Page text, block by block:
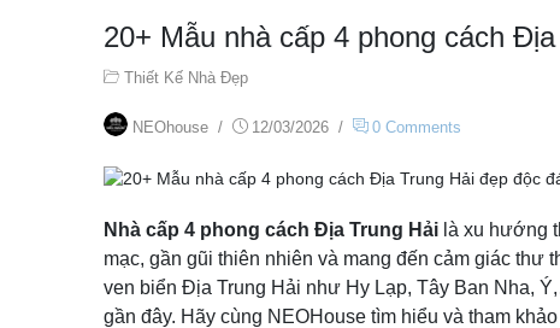
20+ Mẫu nhà cấp 4 phong cách
Thiết Kế Nhà Đẹp
NEOhouse / 12/03/2026 / 0 Comments
Nhà cấp 4 phong cách Địa Trung Hải là xu hướng
mạc, gần gũi thiên nhiên và mang đến cảm giác thư
ven biển Địa Trung Hải như Hy Lạp, Tây Ban Nha,
gần đây. Hãy cùng NEOHouse tìm hiểu và tham